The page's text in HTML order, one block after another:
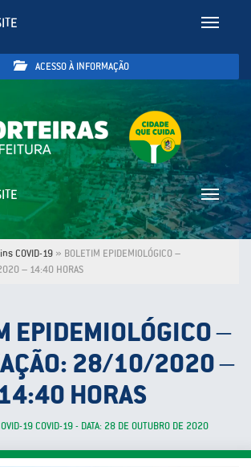
Toggle
ACESSO À INFORMAÇÃO
Toggle
COVID-19 » BOLETIM EPIDEMIOLÓGICO –
– 14:40 HORAS
EPIDEMIOLÓGICO –
28/10/2020 –
14:40 HORAS
19 COVID-19 - DATA: 28 DE OUTUBRO DE 2020